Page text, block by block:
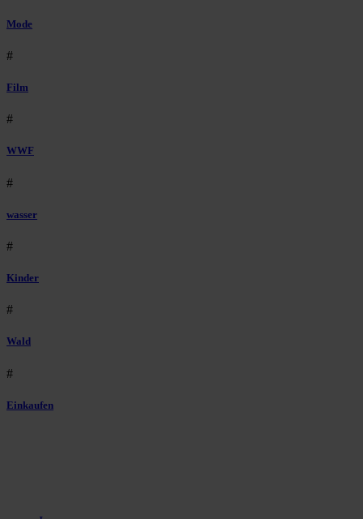
Mode
#
Film
#
WWF
#
wasser
#
Kinder
#
Wald
#
Einkaufen